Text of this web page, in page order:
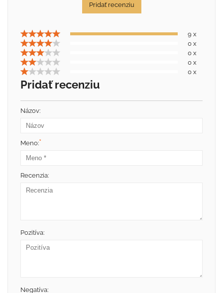
Pridať recenziu
9 x
0 x
0 x
0 x
0 x
Pridať recenziu
Názov:
Meno:*
Recenzia:
Pozitíva:
Negatíva: